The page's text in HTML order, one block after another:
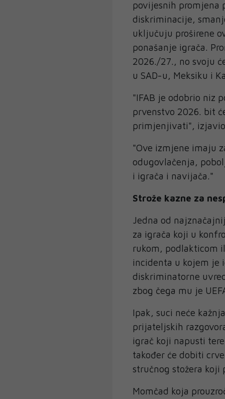
povijesnih promjena
diskriminacije,
uključuju proširene
ponašanje igrača.
2026./27., no svoju
u SAD-u, Meksiku i
"IFAB je odobrio niz
prvenstvo 2026. bit
primjenjivati", izjavio
"Ove izmjene imaju
odugovlačenja,
i igrača i navijača."
Strože kazne za
Jedna od
za igrača koji u
rukom, podlakticom
incidenta u kojem je
diskriminatorne
zbog čega mu je
Ipak, suci neće
prijateljskih
igrač koji napusti
također će dobiti
stručnog stožera koji
Momčad koja